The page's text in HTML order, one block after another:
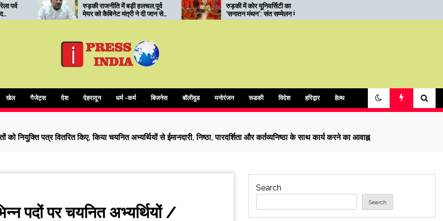
रुड़की राजनीति में बड़ी हलचल,पूर्व
मेयर को कैबिनेट मंत्री ने दी जान से
मारने की धमकी
रुड़की में कोर यूनिवर्सिटी का
‘सनातन मंथन’: संत सम्मेलन में
आध्यात्मिक शिक्षा और संस्कारों पर
01.05.2026 को बुद्ध पूर्णिमा स्नान
पर्व के दृष्टिगत यातायात व्यवस्था
खेल गैजेट्स देश देहरादून धर्म -कर्म बिजनेस बॉलीवुड मनोरंजन रूडकी विदेश हरिद्वार हेल्थ
नियुक्ति पत्र वितरित किए, किया चयनित अभ्यर्थियों से ईमानदारी, निष्ठा, पारदर्शिता और कर्तव्यनिष्ठा के साथ कार्य करने का आवाह्न
पदों पर चयनित अभ्यर्थियों /
Search
Search